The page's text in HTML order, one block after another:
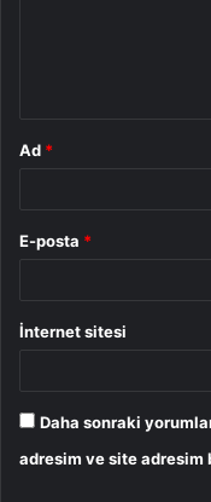
Ad *
E-posta *
İnternet sitesi
Daha sonraki
adresim ve site adresim